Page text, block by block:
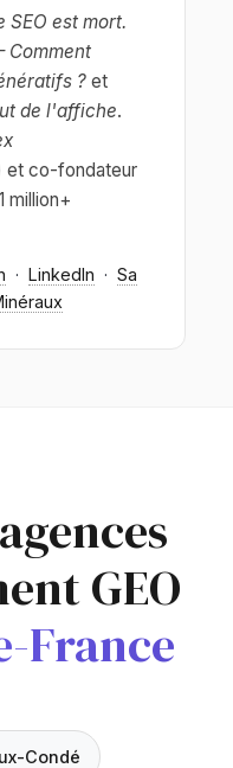
SEO est mort.
Comment
? et
de l'affiche.
et co-fondateur
million+
· LinkedIn · Sa
GEO
France
Condé